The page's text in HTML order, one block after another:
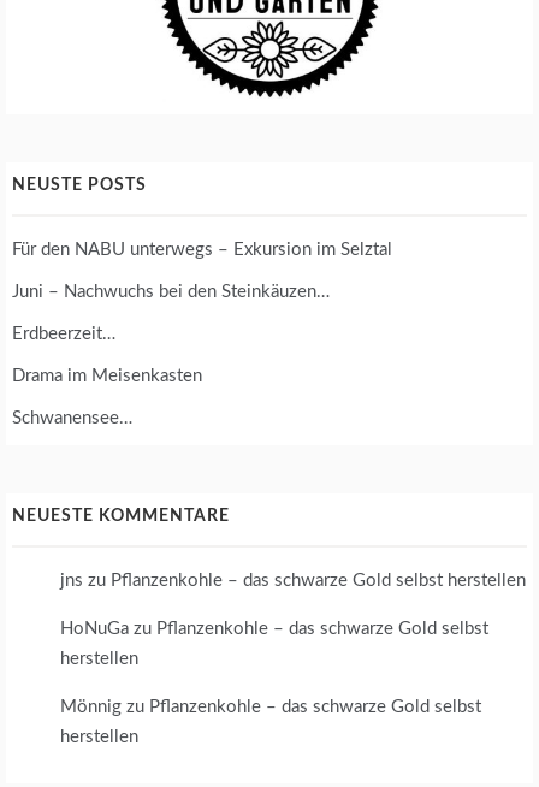
I
D
NEUSTE POSTS
Für den NABU unterwegs – Exkursion im Selztal
Juni – Nachwuchs bei den Steinkäuzen…
Erdbeerzeit…
Drama im Meisenkasten
Schwanensee…
NEUESTE KOMMENTARE
jns zu Pflanzenkohle – das schwarze Gold selbst herstellen
HoNuGa zu Pflanzenkohle – das schwarze Gold selbst
herstellen
Mönnig zu Pflanzenkohle – das schwarze Gold selbst
herstellen